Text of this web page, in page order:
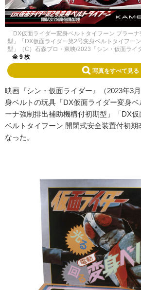
「DX仮面ライダー変身ベルトタイフーン プラー
型」「DX仮面ライダー第2号変身ベルトタイフー
型」（C）石森プロ・東映/2023「シン・仮面ライ
全 9 枚
写真をすべて見る
映画『シン・仮面ライダー』（2023年3
身ベルトの玩具「DX仮面ライダー変身
ーナ強制排出補助機構付初期型」「DX
ベルトタイフーン 開閉式安全装置付初期
なった。